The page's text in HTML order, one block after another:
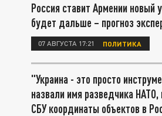
Россия ставит Армении новый
будет дальше – прогноз
07 АВГУСТА 17:21 ПОЛИТИКА
"Украина - это просто
назвали имя разведчика
СБУ координаты объектов в